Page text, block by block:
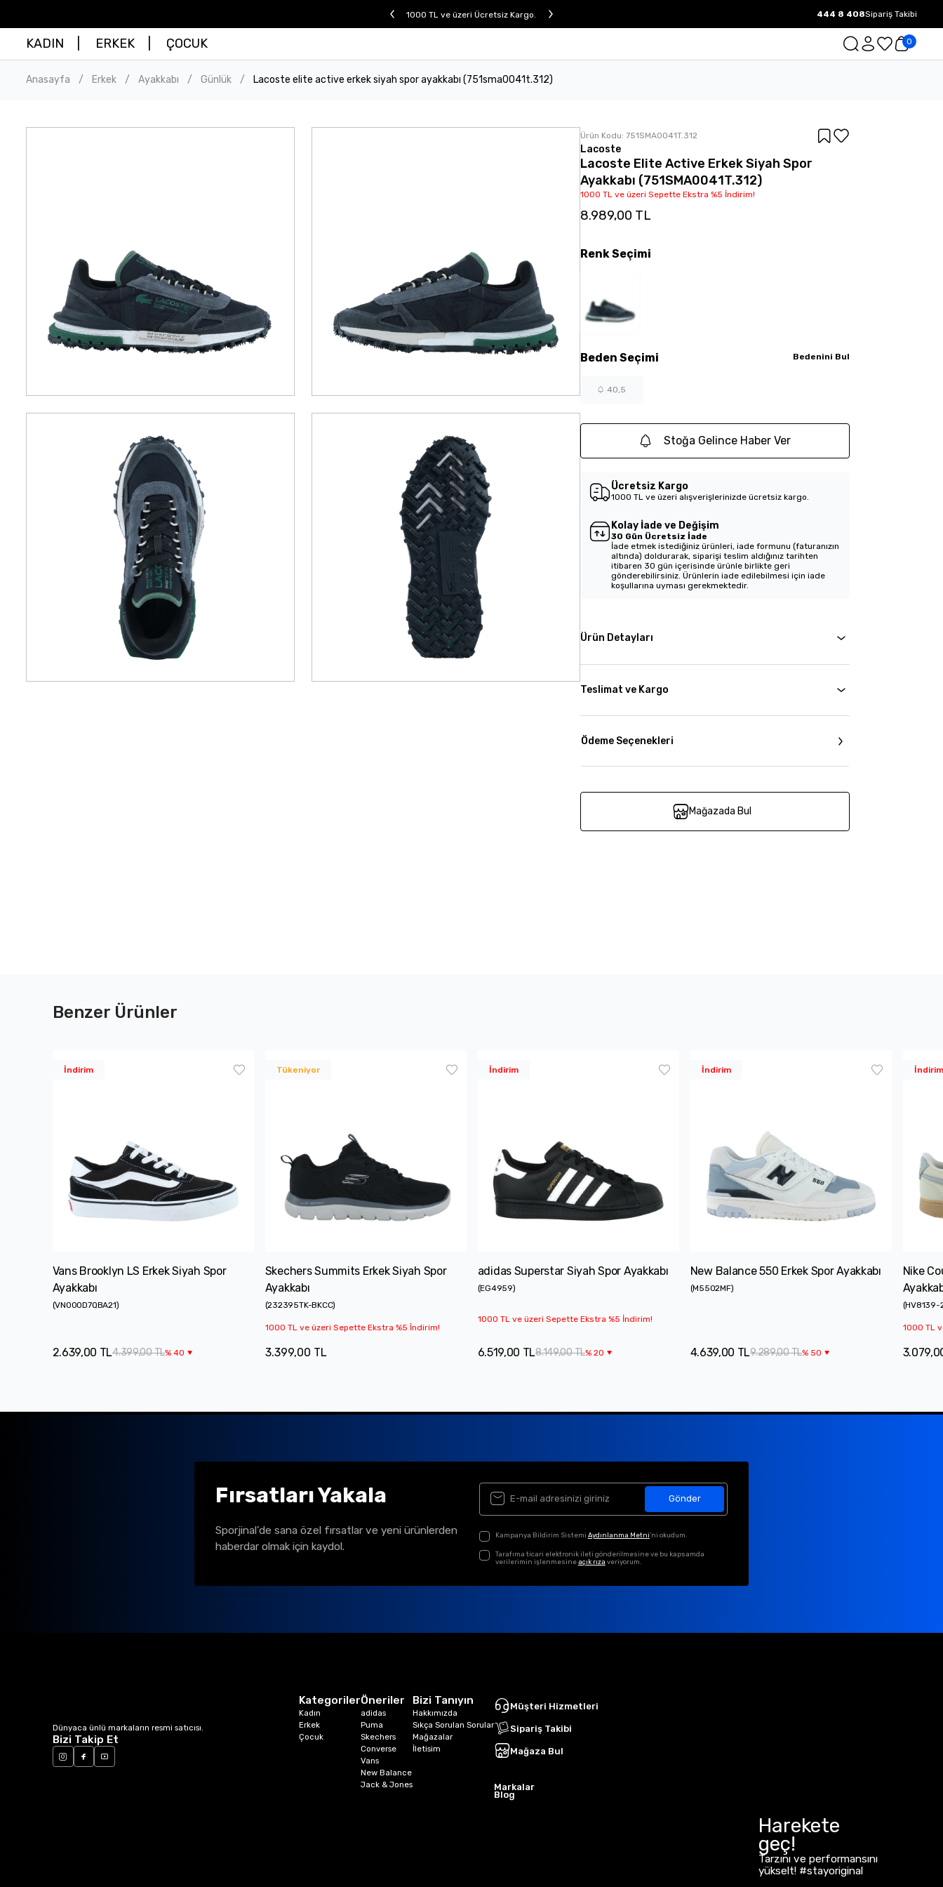
1000 TL ve üzeri Ücretsiz Kargo. 1000 TL ve üzeri Ücretsiz Kargo.
444 8 408Sipariş Takibi
KADIN ERKEK ÇOCUK 0
Anasayfa / Erkek / Ayakkabı / Günlük / Lacoste elite active erkek siyah spor ayakkabı (751sma0041t.312)
Ürün Kodu: 751SMA0041T.312
Lacoste
Lacoste Elite Active Erkek Siyah Spor
Ayakkabı (751SMA0041T.312)
1000 TL ve üzeri Sepette Ekstra %5 İndirim!
8.989,00 TL
Beden Seçimi Bedenini Bul
40,5
RenkSeçimi
Stoğa Gelince Haber Ver
Ücretsiz Kargo
1000 TL ve üzeri alışverişlerinizde ücretsiz kargo.
Kolay İade ve Değişim
30 Gün Ücretsiz İade
İade etmek istediğiniz ürünleri, iade formunu (faturanızın
altında) doldurarak, siparişi teslim aldığınız tarihten
itibaren 30 gün içerisinde ürünle birlikte geri
gönderebilirsiniz. Ürünlerin iade edilebilmesi için iade
koşullarına uyması gerekmektedir.
Ürün Detayları
Teslimat ve Kargo
Ödeme Seçenekleri
Mağazada Bul
Benzer Ürünler
İndirim
Vans Brooklyn LS Erkek Siyah Spor
Ayakkabı
(VN000D7QBA21)
4.399,00 TL%40
2.639,00 TL
Tükeniyor
Skechers Summits Erkek Siyah Spor
Ayakkabı
(232395TK-BKCC)
1000 TL ve üzeri Sepette Ekstra %5 İndirim!
3.399,00 TL
İndirim
adidas Superstar Siyah Spor Ayakkabı
(EG4959)
1000 TL ve üzeri Sepette Ekstra %5 İndirim!
8.149,00 TL%20
6.519,00 TL
İndirim
New Balance 550 Erkek Spor Ayakkabı
(M5502MF)
9.289,00 TL% 50
4.639,00 TL
İndirim
Nike
(HV8139-
1000 TL
Fırsatları Yakala
Sporjinal’de sana özel fırsatlar ve yeni ürünlerden
haberdar olmak için kaydol.
Gönder
Kampanya Bildirim Sistemi Aydınlanma Metni'ni okudum.
Tarafıma ticari elektronik ileti gönderilmesine ve bu kapsamda
verilerimin işlenmesineaçık rıza veriyorum.
Dünyaca ünlü markaların resmi satıcısı.
Bizi Takip Et
Kategoriler
Kadın
Erkek
Çocuk
Öneriler
adidas
Puma
Skechers
Converse
Vans
New Balance
Jack & Jones
Bizi Tanıyın
Hakkımızda
Sıkça Sorulan Sorular
Mağazalar
İletisim
Müşteri Hizmetleri
Sipariş Takibi
Mağaza Bul
Markalar
Blog
Harekete
geç!
Tarzını ve performansını
yükselt! #stayoriginal